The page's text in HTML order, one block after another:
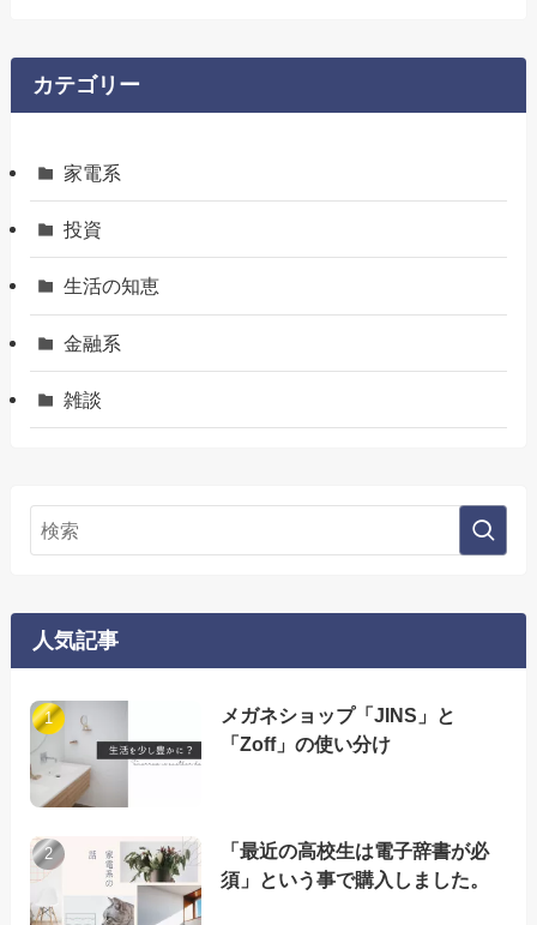
カテゴリー
家電系
投資
生活の知恵
金融系
雑談
人気記事
メガネショップ「JINS」と
「Zoff」の使い分け
「最近の高校生は電子辞書が必
須」という事で購入しました。